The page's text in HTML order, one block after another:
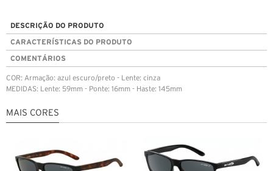
DESCRIÇÃO DO PRODUTO
CARACTERÍSTICAS DO PRODUTO
COMENTÁRIOS
COR: Armação: azul escuro/preto - Lente: cinza
MEDIDAS: Lente: 59mm - Ponte: 16mm - Haste: 145mm
MAIS CORES